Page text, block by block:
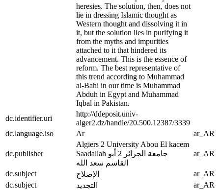
heresies. The solution, then, does not
lie in dressing Islamic thought as
Western thought and dissolving it in
it, but the solution lies in purifying it
from the myths and impurities
attached to it that hindered its
advancement. This is the essence of
reform. The best representative of
this trend according to Muhammad
al-Bahi in our time is Muhammad
Abduh in Egypt and Muhammad
Iqbal in Pakistan.
dc.identifier.uri
http://ddeposit.univ-
alger2.dz/handle/20.500.12387/3339
dc.language.iso
Ar ar_AR
dc.publisher
Algiers 2 University Abou El kacem
Saadallah جامعة الجزائر 2 أبو
القاسم سعد الله
ar_AR
dc.subject الإصلاح
ar_AR
dc.subject
التجديد
ar_AR